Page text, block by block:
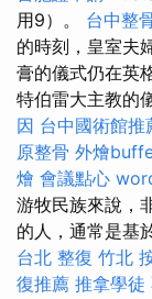
用9）。 台中整
的時刻，皇室夫
膏的儀式仍在英
特伯雷大主教的
因 台中國術館推
原整骨 外燴
燴 會議點心
游牧民族來說，
的人，通常是基
台北 整復 竹北
復推薦 推拿學徒